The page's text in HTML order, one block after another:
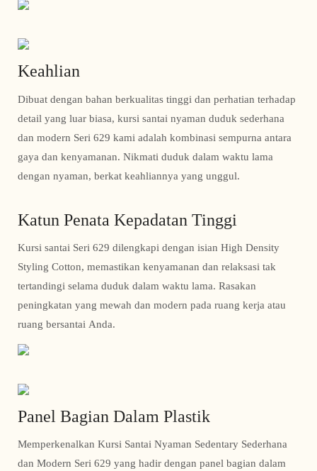
Keahlian
Dibuat dengan bahan berkualitas tinggi dan perhatian terhadap
detail yang luar biasa, kursi santai nyaman duduk sederhana
dan modern Seri 629 kami adalah kombinasi sempurna antara
gaya dan kenyamanan. Nikmati duduk dalam waktu lama
dengan nyaman, berkat keahliannya yang unggul.
Katun Penata Kepadatan Tinggi
Kursi santai Seri 629 dilengkapi dengan isian High Density
Styling Cotton, memastikan kenyamanan dan relaksasi tak
tertandingi selama duduk dalam waktu lama. Rasakan
peningkatan yang mewah dan modern pada ruang kerja atau
ruang bersantai Anda.
Panel Bagian Dalam Plastik
Memperkenalkan Kursi Santai Nyaman Sedentary Sederhana
dan Modern Seri 629 yang hadir dengan panel bagian dalam